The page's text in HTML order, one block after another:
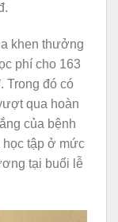
khen thưởng
phí cho 163
Trong đó có
qua hoàn
của bệnh
học tập ở mức
tại buổi lễ